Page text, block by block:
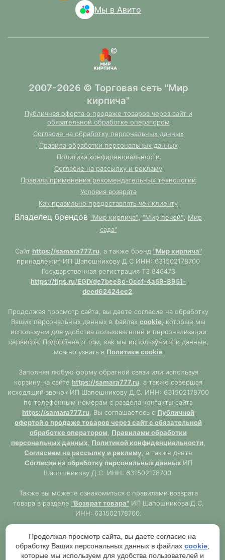
Мы в Авито
2007-2026 © Торговая сеть "Мир
кирпича"
Публичная оферта о продаже товаров через сайт и
обязательной обработке оператором
Согласие на обработку персональных данных
Правила обработки персональных данных
Политика конфиденциальности
Согласие на рассылку и рекламу
Правила применения рекомендательных технологий
Условия возврата
Как правильно предоставлять чек клиенту
Владелец брендов "Мир кирпича", "Мир печей", Мир
сада"
Сайт https://samara777.ru, а также бренд "Мир кирпича"
принадлежит ИП Шапошникову Д.С ИНН: 631502178700
Государственная регистрация ТЗ 846473
https://fips.ru/EGD/de7bee8c-0ccf-4a59-8951-
deed62424ec2.
Продолжая просмотр сайта, вы даете согласие на обработку
Ваших персональных данных в файлах cookie , которые мы
используем для удобства пользователей и персонализации
сервисов. Подробнее о том, как мы используем эти данные,
можно узнать в Политике cookie
Заполняя любую форму обратной связи или используя
корзину на сайте https://samara777.ru , а также совершая
исходящий звонок ИП Шапошникову Д.С. ИНН: 631502178700
по телефонным номерам с раздела контакты сайта
https://samara777.ru , Вы соглашаетесь с Публичной
офертой о продаже товаров через сайт с обязательной
обработке оператором
Правилами обработки
персональных данных Политикой конфиденциальности
Согласием на рассылку и рекламу , а также даете
Согласие на обработку персональных данныхИП
Шапошникову Д.С. ИНН: 631502178700.
Также вы можете ознакомиться с правилами возврата
товара в разделе "Возврат товара"ИП Шапошникова Д.С.
ИНН: 631502178700.
https://samara777.ru
не является публичной офертой,
ВСЯ информация размещена в ознакомительных целях.
Согласно правилам описанным в разделе"Публичная
Продолжая просмотр сайта, вы даете согласие на
обработку Ваших персональных данных в файлах cookie
которые мы используем для удобства пользователей и